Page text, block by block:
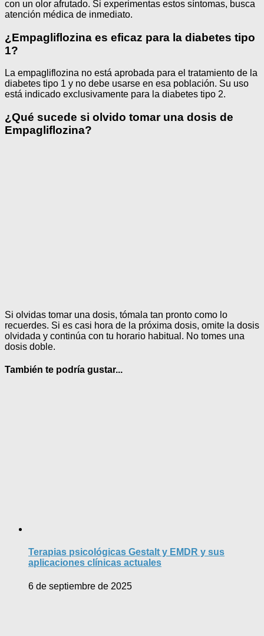
con un olor afrutado. Si experimentas estos síntomas, busca
atención médica de inmediato.
¿Empagliflozina es eficaz para la diabetes tipo
1?
La empagliflozina no está aprobada para el tratamiento de la
diabetes tipo 1 y no debe usarse en esa población. Su uso
está indicado exclusivamente para la diabetes tipo 2.
¿Qué sucede si olvido tomar una dosis de
Empagliflozina?
Si olvidas tomar una dosis, tómala tan pronto como lo
recuerdes. Si es casi hora de la próxima dosis, omite la dosis
olvidada y continúa con tu horario habitual. No tomes una
dosis doble.
También te podría gustar...
Terapias psicológicas Gestalt y EMDR y sus
aplicaciones clínicas actuales
6 de septiembre de 2025